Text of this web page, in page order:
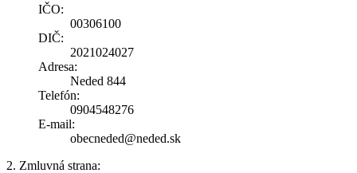
IČO:
00306100
DIČ:
2021024027
Adresa:
Neded 844
Telefón:
0904548276
E-mail:
obecneded@neded.sk
2. Zmluvná strana: